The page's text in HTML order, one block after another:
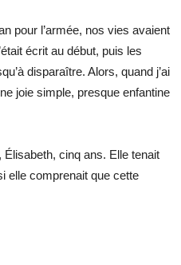
pour l’armée, nos vies avaient
écrit au début, puis les
disparaître. Alors, quand j’ai
joie simple, presque enfantine
Élisabeth, cinq ans. Elle tenait
elle comprenait que cette